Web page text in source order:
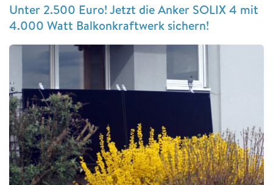
Unter 2.500 Euro! Jetzt die Anker SOLIX 4 mit
4.000 Watt Balkonkraftwerk sichern!